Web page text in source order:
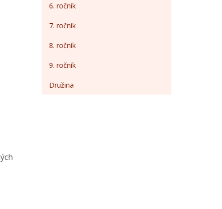
6. ročník
7. ročník
8. ročník
9. ročník
Družina